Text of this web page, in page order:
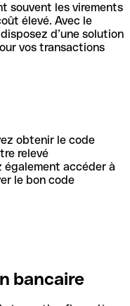
souvent les virements
élevé. Avec le
d’une solution
vos transactions
obtenir le code
relevé
également accéder à
le bon code
bancaire